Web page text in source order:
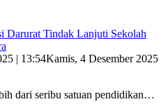
Darurat Tindak Lanjuti Sekolah
| 13:54Kamis, 4 Desember 2025
dari seribu satuan pendidikan…